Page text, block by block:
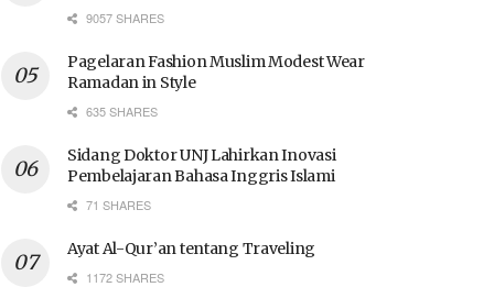
9057 SHARES
Pagelaran Fashion Muslim Modest Wear
Ramadan in Style
635 SHARES
Sidang Doktor UNJ Lahirkan Inovasi
Pembelajaran Bahasa Inggris Islami
71 SHARES
Ayat Al-Qur’an tentang Traveling
1172 SHARES